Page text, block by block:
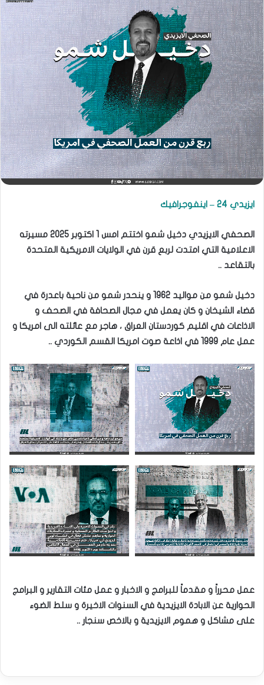
ايزيدي 24 – اينفوجرافيك
الصحفي الايزيدي دخيل شمو اختتم امس 1 اكتوبر 2025 مسيرته
الاعلامية التي امتدت لربع قرن في الولايات الامريكية المتحدة
بالتقاعد ..
دخيل شمو من مواليد 1962 و ينحدر شمو من ناحية باعدرة في
قضاء الشيخان و كان يعمل في مجال الصحافة في الصحف و
الاذاعات في اقليم كوردستان العراق ، هاجر مع عائلته الى امريكا و
عمل عام 1999 في اذاعة صوت امريكا القسم الكوردي ..
عمل محرراً و مقدماً للبرامج و الاخبار و عمل مئات التقارير و البرامج
الحوارية عن الابادة الايزيدية في السنوات الاخيرة و سلط الضوء
على مشاكل و هموم الايزيدية و بالاخص سنجار ..